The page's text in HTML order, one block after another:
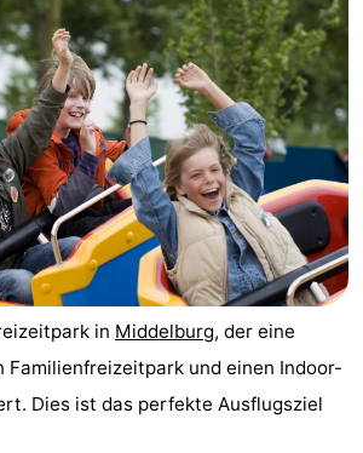
in Middelburg, der eine
Familienfreizeitpark und einen Indoor-
Dies ist das perfekte Ausflugsziel